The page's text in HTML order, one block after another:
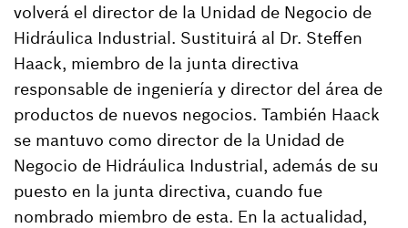
volverá el director de la Unidad de Negocio de
Hidráulica Industrial. Sustituirá al Dr. Steffen
Haack, miembro de la junta directiva
responsable de ingeniería y director del área de
productos de nuevos negocios. También Haack
se mantuvo como director de la Unidad de
Negocio de Hidráulica Industrial, además de su
puesto en la junta directiva, cuando fue
nombrado miembro de esta. En la actualidad,